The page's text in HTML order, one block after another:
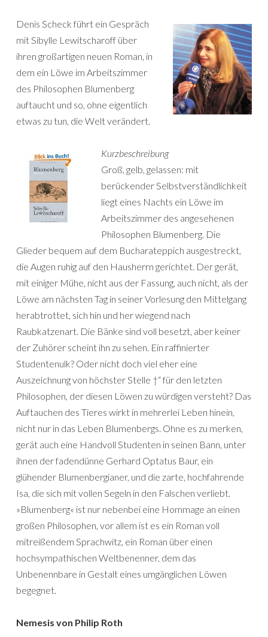
Denis Scheck führt ein Gespräch
mit Sibylle Lewitscharoff über
ihren großartigen neuen Roman, in
dem ein Löwe im Arbeitszimmer
des Philosophen Blumenberg
auftaucht und so, ohne eigentlich
etwas zu tun, die Welt verändert.
Kurzbeschreibung
Groß, gelb, gelassen: mit
berückender Selbstverständlichkeit
liegt eines Nachts ein Löwe im
Arbeitszimmer des angesehenen
Philosophen Blumenberg. Die
Glieder bequem auf dem Bucharateppich ausgestreckt,
die Augen ruhig auf den Hausherrn gerichtet. Der gerät,
mit einiger Mühe, nicht aus der Fassung, auch nicht, als der
Löwe am nächsten Tag in seiner Vorlesung den Mittelgang
herabtrottet, sich hin und her wiegend nach
Raubkatzenart. Die Bänke sind voll besetzt, aber keiner
der Zuhörer scheint ihn zu sehen. Ein raffinierter
Studentenulk? Oder nicht doch viel eher eine
Auszeichnung von höchster Stelle †“ für den letzten
Philosophen, der diesen Löwen zu würdigen versteht? Das
Auftauchen des Tieres wirkt in mehrerlei Leben hinein,
nicht nur in das Leben Blumenbergs. Ohne es zu merken,
gerät auch eine Handvoll Studenten in seinen Bann, unter
ihnen der fadendünne Gerhard Optatus Baur, ein
glühender Blumenbergianer, und die zarte, hochfahrende
Isa, die sich mit vollen Segeln in den Falschen verliebt.
»Blumenberg« ist nur nebenbei eine Hommage an einen
großen Philosophen, vor allem ist es ein Roman voll
mitreißendem Sprachwitz, ein Roman über einen
hochsympathischen Weltbenenner, dem das
Unbenennbare in Gestalt eines umgänglichen Löwen
begegnet.
Nemesis von Philip Roth